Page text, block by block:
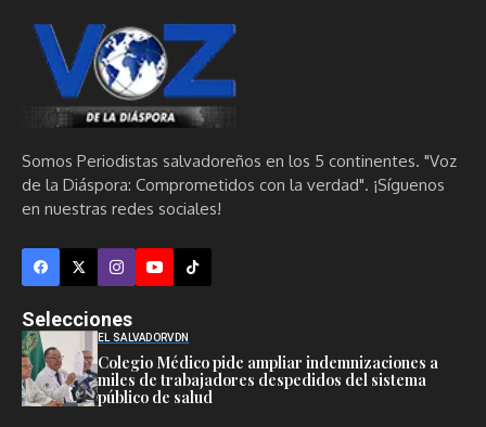
Somos Periodistas salvadoreños en los 5 continentes. "Voz
de la Diáspora: Comprometidos con la verdad". ¡Síguenos
en nuestras redes sociales!
Selecciones
EL SALVADORVDN
Colegio Médico pide ampliar indemnizaciones a
miles de trabajadores despedidos del sistema
público de salud